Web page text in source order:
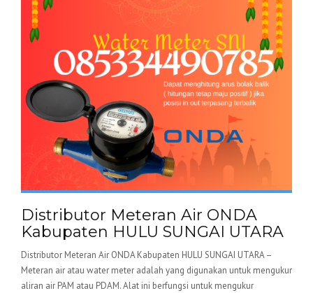
Distributor Meteran Air ONDA
Kabupaten HULU SUNGAI UTARA
Distributor Meteran Air ONDA Kabupaten HULU SUNGAI UTARA –
Meteran air atau water meter adalah yang digunakan untuk mengukur
aliran air PAM atau PDAM. Alat ini berfungsi untuk mengukur